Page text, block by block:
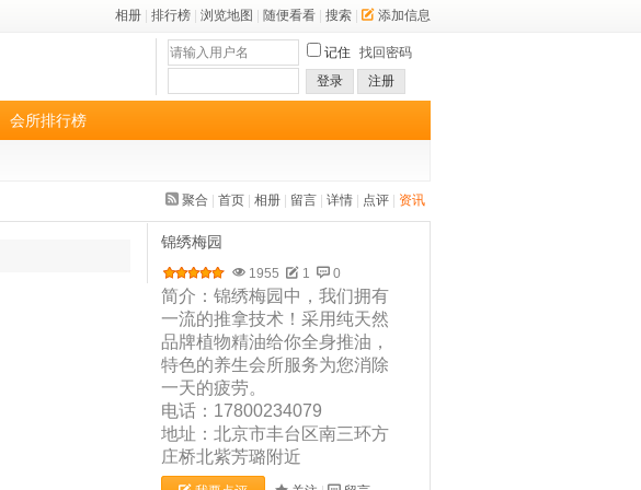
相册 排行榜 浏览地图 随便看看 搜索 添加信息
记住 找回密码
登录
注册
会所排行榜
聚合 首页 相册 留言 详情 点评 资讯
锦绣梅园
1955 1 0
简介：锦绣梅园中，我们拥有
一流的推拿技术！采用纯天然
品牌植物精油给你全身推油，
特色的养生会所服务为您消除
一天的疲劳。
电话：17800234079
地址：北京市丰台区南三环方
庄桥北紫芳璐附近